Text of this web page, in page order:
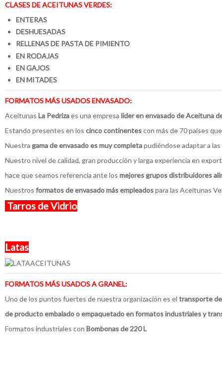
CLASES DE ACEITUNAS VERDES:
ENTERAS
DESHUESADAS
RELLENAS DE PASTA DE PIMIENTO
EN RODAJAS
EN GAJOS
EN MITADES
FORMATOS MÁS USADOS ENVASADO:
Aceitunas La Pedrizaes una empresa líder en envasado de Aceituna
Estando presentes en los cinco continentescon más de 70 países
Nuestra gama de envasado es muy completapudiéndose adaptar a
Nuestro nivel de calidad, gran producción y larga experiencia en
hace que seamos referencia ante los mejores grupos distribuidores
Nuestros formatos de envasado más empleadospara las Aceitunas
Tarros de Vidrio
Latas
FORMATOS MÁS USADOS A GRANEL:
Uno de los puntos fuertes de nuestra organización es el transporte
de producto embalado o empaquetado en formatos industriales y
Formatos industriales con Bombonas de 220 L